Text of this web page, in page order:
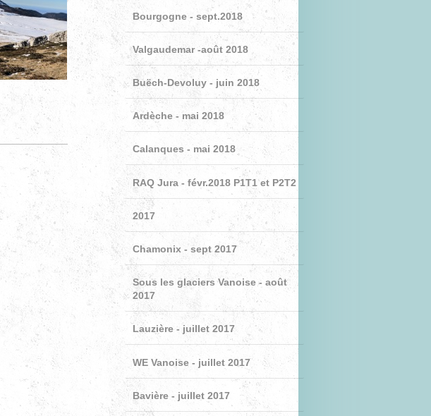
Bourgogne - sept.2018
Valgaudemar -août 2018
Buëch-Devoluy - juin 2018
Ardèche - mai 2018
Calanques - mai 2018
RAQ Jura - févr.2018 P1T1 et P2T2
2017
Chamonix - sept 2017
Sous les glaciers Vanoise - août
2017
Lauzière - juillet 2017
WE Vanoise - juillet 2017
Bavière - juillet 2017